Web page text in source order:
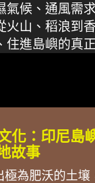
氣候、通風需
火山、稻浪到
進島嶼的真正
化：印尼島
故事
極為肥沃的土壤